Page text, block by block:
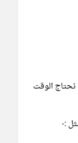
الوقت
:-